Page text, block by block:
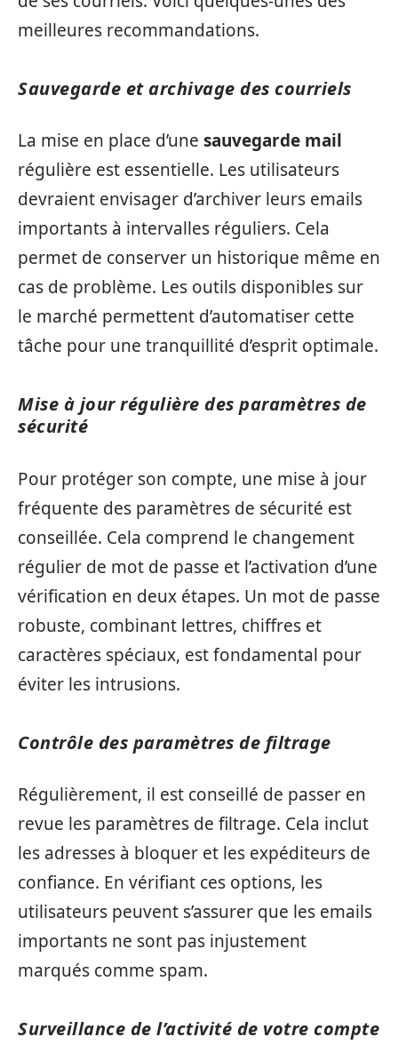
meilleures recommandations.
Sauvegarde et archivage des courriels
La mise en place d’une sauvegarde mail
régulière est essentielle. Les utilisateurs
devraient envisager d’archiver leurs emails
importants à intervalles réguliers. Cela
permet de conserver un historique même en
cas de problème. Les outils disponibles sur
le marché permettent d’automatiser cette
tâche pour une tranquillité d’esprit optimale.
Mise à jour régulière des paramètres de
sécurité
Pour protéger son compte, une mise à jour
fréquente des paramètres de sécurité est
conseillée. Cela comprend le changement
régulier de mot de passe et l’activation d’une
vérification en deux étapes. Un mot de passe
robuste, combinant lettres, chiffres et
caractères spéciaux, est fondamental pour
éviter les intrusions.
Contrôle des paramètres de filtrage
Régulièrement, il est conseillé de passer en
revue les paramètres de filtrage. Cela inclut
les adresses à bloquer et les expéditeurs de
confiance. En vérifiant ces options, les
utilisateurs peuvent s’assurer que les emails
importants ne sont pas injustement
marqués comme spam.
Surveillance de l’activité de votre compte